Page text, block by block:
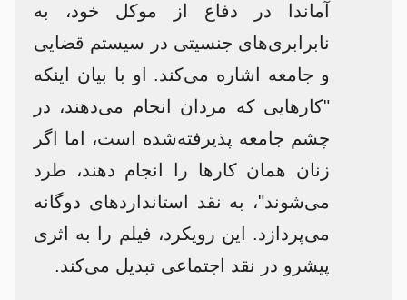
آماندا در دفاع از موکل خود، به
نابرابری‌های جنسیتی در سیستم قضایی
و جامعه اشاره می‌کند. او با بیان اینکه
"کارهایی که مردان انجام می‌دهند، در
چشم جامعه پذیرفته‌شده است، اما اگر
زنان همان کارها را انجام دهند، طرد
می‌شوند"، به نقد استانداردهای دوگانه
می‌پردازد. این رویکرد، فیلم را به اثری
پیشرو در نقد اجتماعی تبدیل می‌کند.​